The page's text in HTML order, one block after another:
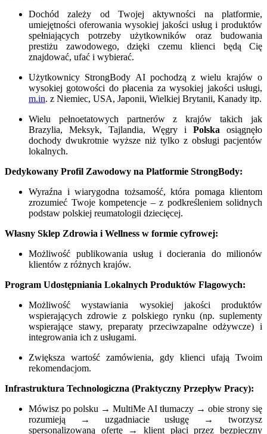
Dochód zależy od Twojej aktywności na platformie,
umiejętności oferowania wysokiej jakości usług i produktów
spełniających potrzeby użytkowników oraz budowania
prestiżu zawodowego, dzięki czemu klienci będą Cię
znajdować, ufać i wybierać.
Użytkownicy StrongBody AI pochodzą z wielu krajów o
wysokiej gotowości do płacenia za wysokiej jakości usługi,
m.in. z Niemiec, USA, Japonii, Wielkiej Brytanii, Kanady itp.
Wielu pełnoetatowych partnerów z krajów takich jak
Brazylia, Meksyk, Tajlandia, Węgry i Polska osiągnęło
dochody dwukrotnie wyższe niż tylko z obsługi pacjentów
lokalnych.
Dedykowany Profil Zawodowy na Platformie StrongBody:
Wyraźna i wiarygodna tożsamość, która pomaga klientom
zrozumieć Twoje kompetencje – z podkreśleniem solidnych
podstaw polskiej reumatologii dziecięcej.
Własny Sklep Zdrowia i Wellness w formie cyfrowej:
Możliwość publikowania usług i docierania do milionów
klientów z różnych krajów.
Program Udostępniania Lokalnych Produktów Flagowych:
Możliwość wystawiania wysokiej jakości produktów
wspierających zdrowie z polskiego rynku (np. suplementy
wspierające stawy, preparaty przeciwzapalne odżywcze) i
integrowania ich z usługami.
Zwiększa wartość zamówienia, gdy klienci ufają Twoim
rekomendacjom.
Infrastruktura Technologiczna (Praktyczny Przepływ Pracy):
Mówisz po polsku → MultiMe AI tłumaczy → obie strony się
rozumieją → uzgadniacie usługę → tworzysz
spersonalizowaną ofertę → klient płaci przez bezpieczny